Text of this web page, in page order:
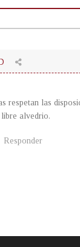
respetan las
alvedrio.
Responder